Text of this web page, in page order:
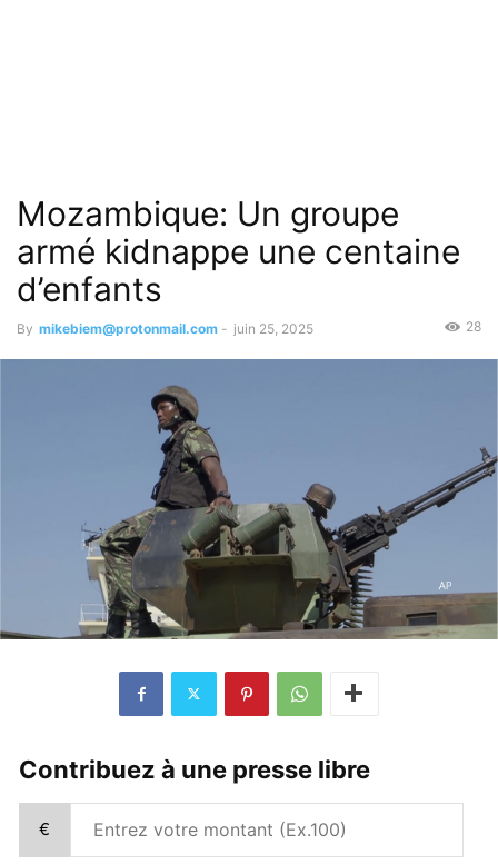
Mozambique: Un groupe
armé kidnappe une centaine
d’enfants
By mikebiem@protonmail.com - juin 25, 2025 28
Contribuez à une presse libre
€